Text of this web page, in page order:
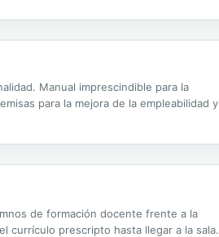
Manual imprescindible para la
para la mejora de la empleabilidad y
de formación docente frente a la
currículo prescripto hasta llegar a la sala.